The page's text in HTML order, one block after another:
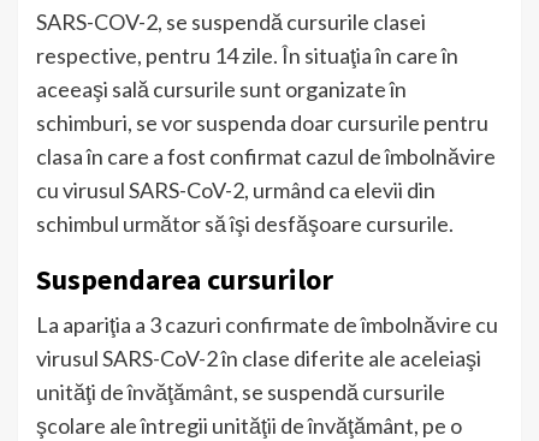
SARS-COV-2, se suspendă cursurile clasei
respective, pentru 14 zile. În situaţia în care în
aceeaşi sală cursurile sunt organizate în
schimburi, se vor suspenda doar cursurile pentru
clasa în care a fost confirmat cazul de îmbolnăvire
cu virusul SARS-CoV-2, urmând ca elevii din
schimbul următor să îşi desfăşoare cursurile.
Suspendarea cursurilor
La apariţia a 3 cazuri confirmate de îmbolnăvire cu
virusul SARS-CoV-2 în clase diferite ale aceleiaşi
unităţi de învăţământ, se suspendă cursurile
şcolare ale întregii unităţii de învăţământ, pe o